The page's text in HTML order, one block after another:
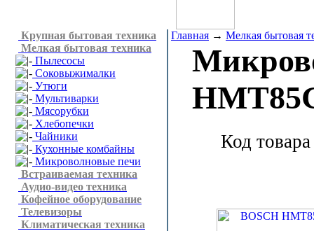
Крупная бытовая техника
Мелкая бытовая техника
Пылесосы
Соковыжималки
Утюги
Мультиварки
Мясорубки
Хлебопечки
Чайники
Кухонные комбайны
Микроволновые печи
Встраиваемая техника
Аудио-видео техника
Кофейное оборудование
Телевизоры
Климатическая техника
Главная → Мелкая бытовая
Код